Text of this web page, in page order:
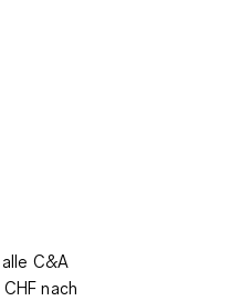
C&A
nach